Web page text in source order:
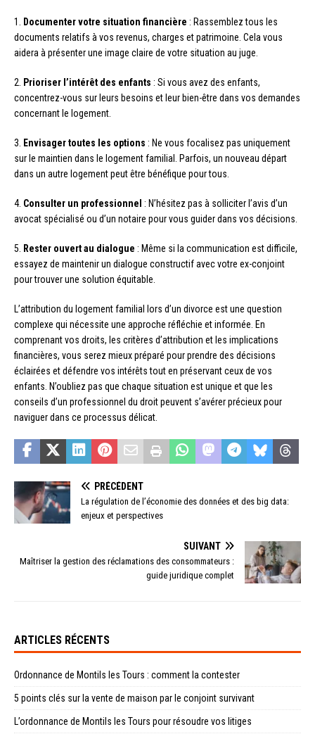
1. Documenter votre situation financière : Rassemblez tous les
documents relatifs à vos revenus, charges et patrimoine. Cela vous
aidera à présenter une image claire de votre situation au juge.
2. Prioriser l’intérêt des enfants : Si vous avez des enfants,
concentrez-vous sur leurs besoins et leur bien-être dans vos demandes
concernant le logement.
3. Envisager toutes les options : Ne vous focalisez pas uniquement
sur le maintien dans le logement familial. Parfois, un nouveau départ
dans un autre logement peut être bénéfique pour tous.
4. Consulter un professionnel : N’hésitez pas à solliciter l’avis d’un
avocat spécialisé ou d’un notaire pour vous guider dans vos décisions.
5. Rester ouvert au dialogue : Même si la communication est difficile,
essayez de maintenir un dialogue constructif avec votre ex-conjoint
pour trouver une solution équitable.
L’attribution du logement familial lors d’un divorce est une question
complexe qui nécessite une approche réfléchie et informée. En
comprenant vos droits, les critères d’attribution et les implications
financières, vous serez mieux préparé pour prendre des décisions
éclairées et défendre vos intérêts tout en préservant ceux de vos
enfants. N’oubliez pas que chaque situation est unique et que les
conseils d’un professionnel du droit peuvent s’avérer précieux pour
naviguer dans ce processus délicat.
PRÉCÉDENT
La régulation de l’économie des données et des big data:
enjeux et perspectives
SUIVANT
Maîtriser la gestion des réclamations des consommateurs :
guide juridique complet
ARTICLES RÉCENTS
Ordonnance de Montils les Tours : comment la contester
5 points clés sur la vente de maison par le conjoint survivant
L’ordonnance de Montils les Tours pour résoudre vos litiges